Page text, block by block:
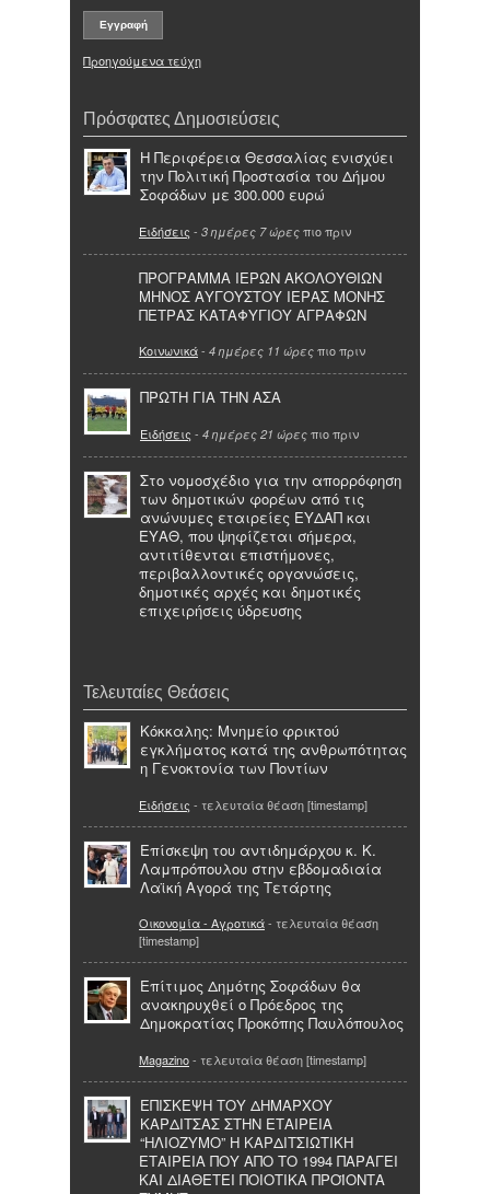
Προηγούμενα τεύχη
Πρόσφατες Δημοσιεύσεις
Η Περιφέρεια Θεσσαλίας ενισχύει
την Πολιτική Προστασία του Δήμου
Σοφάδων με 300.000 ευρώ
Ειδήσεις - 3 ημέρες 7 ώρες πιο πριν
ΠΡΟΓΡΑΜΜΑ ΙΕΡΩΝ ΑΚΟΛΟΥΘΙΩΝ
ΜΗΝΟΣ ΑΥΓΟΥΣΤΟΥ ΙΕΡΑΣ ΜΟΝΗΣ
ΠΕΤΡΑΣ ΚΑΤΑΦΥΓΙΟΥ ΑΓΡΑΦΩΝ
Κοινωνικά- 4 ημέρες 11 ώρες πιο πριν
ΠΡΩΤΗ ΓΙΑ ΤΗΝ ΑΣΑ
Ειδήσεις - 4 ημέρες 21 ώρες πιο πριν
Στο νομοσχέδιο για την απορρόφηση
των δημοτικών φορέων από τις
ανώνυμες εταιρείες ΕΥΔΑΠ και
ΕΥΑΘ, που ψηφίζεται σήμερα,
αντιτίθενται επιστήμονες,
περιβαλλοντικές οργανώσεις,
δημοτικές αρχές και δημοτικές
επιχειρήσεις ύδρευσης
Τελευταίες Θεάσεις
Κόκκαλης: Μνημείο φρικτού
εγκλήματος κατά της ανθρωπότητας
η Γενοκτονία των Ποντίων
Ειδήσεις - τελευταία θέαση [timestamp]
Επίσκεψη του αντιδημάρχου κ. Κ.
Λαμπρόπουλου στην εβδομαδιαία
Λαϊκή Αγορά της Τετάρτης
Οικονομία - Αγροτικά- τελευταία θέαση
[timestamp]
Επίτιμος Δημότης Σοφάδων θα
ανακηρυχθεί ο Πρόεδρος της
Δημοκρατίας Προκόπης Παυλόπουλος
Magazino- τελευταία θέαση [timestamp]
ΕΠΙΣΚΕΨΗ ΤΟΥ ΔΗΜΑΡΧΟΥ
ΚΑΡΔΙΤΣΑΣ ΣΤΗΝ ΕΤΑΙΡΕΙΑ
“ΗΛΙΟΖΥΜΟ” Η ΚΑΡΔΙΤΣΙΩΤΙΚΗ
ΕΤΑΙΡΕΙΑ ΠΟΥ ΑΠΟ ΤΟ 1994 ΠΑΡΑΓΕΙ
ΚΑΙ ΔΙΑΘΕΤΕΙ ΠΟΙΟΤΙΚΑ ΠΡΟΪΟΝΤΑ